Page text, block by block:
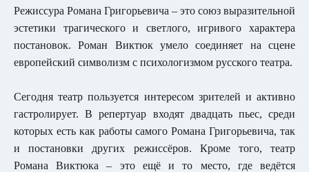
Режиссура Романа Григорьевича – это союз выразительной
эстетики трагического и светлого, игривого характера
постановок. Роман Виктюк умело соединяет на сцене
европейский символизм с психологизмом русского театра.
Сегодня театр пользуется интересом зрителей и активно
гастролирует. В репертуар входят двадцать пьес, среди
которых есть как работы самого Романа Григорьевича, так
и постановки других режиссёров. Кроме того, театр
Романа Виктюка – это ещё и то место, где ведётся